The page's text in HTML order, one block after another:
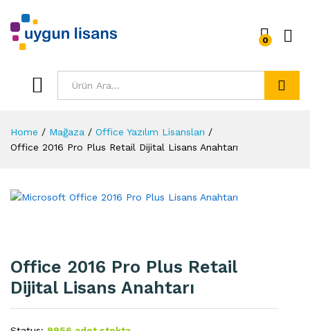
0
Home / Mağaza / Office Yazılım Lisansları /
Office 2016 Pro Plus Retail Dijital Lisans Anahtarı
Office 2016 Pro Plus Retail
Dijital Lisans Anahtarı